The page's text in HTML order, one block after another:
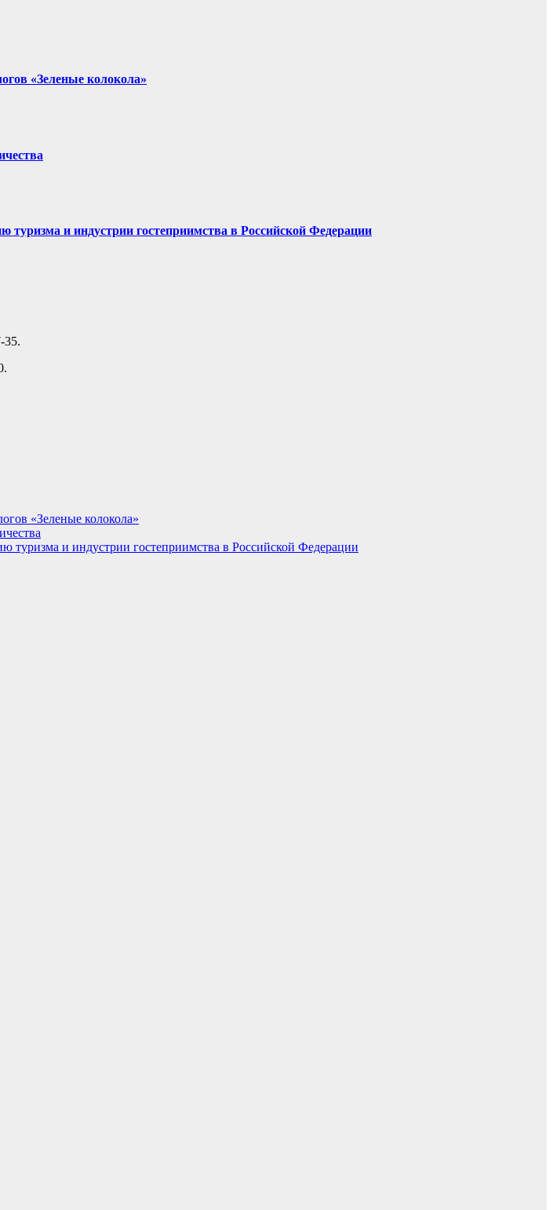
«Зеленые колокола»
и индустрии гостеприимства в Российской Федерации
35.
«Зеленые колокола»
туризма и индустрии гостеприимства в Российской Федерации